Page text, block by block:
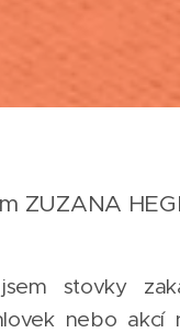
ZUZANA
jsem stovky
nebo akcí